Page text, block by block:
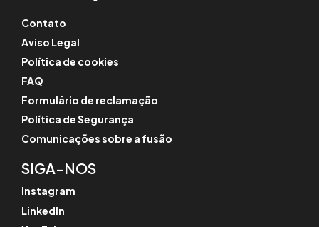
Contato
Aviso Legal
Política de cookies
FAQ
Formulário de reclamação
Política de Segurança
Comunicações sobre a fusão
SIGA-NOS
Instagram
LinkedIn